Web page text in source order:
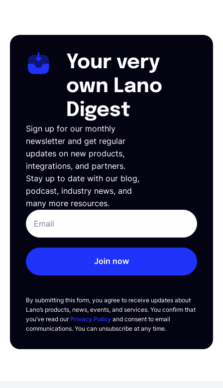
Your very
own Lano
Digest
Sign up for our monthly
newsletter and get regular
updates on new products,
integrations, and partners.
Stay up to date with our blog,
podcast, industry news, and
many more resources.
Join now
By submitting this form, you agree to receive updates about
Lano’s products, news, events, and services. You confirm that
you’ve read ourPrivacy Policy and consent to email
communications. You can unsubscribe at any time.